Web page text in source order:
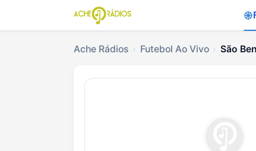
Ache Rádios Futebol Ao Vivo São